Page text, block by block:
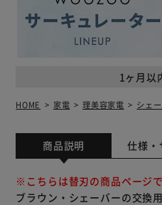
1ヶ月以
HOME 家電 理美容家電 シェ
商品説明 仕様・
※こちらは替刃の商品ページで
ブラウン・シェーバーの交換